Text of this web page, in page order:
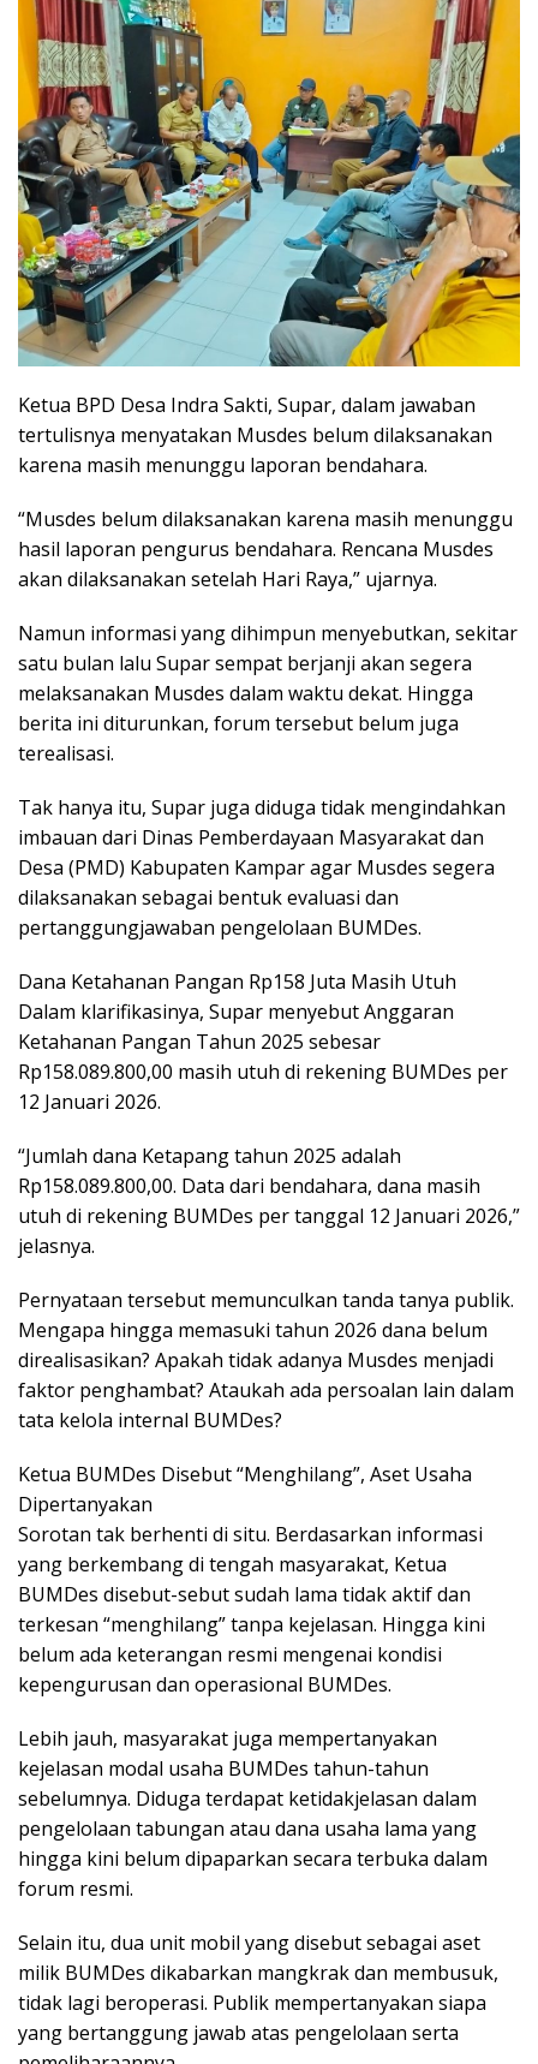
Ketua BPD Desa Indra Sakti, Supar, dalam jawaban
tertulisnya menyatakan Musdes belum dilaksanakan
karena masih menunggu laporan bendahara.
“Musdes belum dilaksanakan karena masih menunggu
hasil laporan pengurus bendahara. Rencana Musdes
akan dilaksanakan setelah Hari Raya,” ujarnya.
Namun informasi yang dihimpun menyebutkan, sekitar
satu bulan lalu Supar sempat berjanji akan segera
melaksanakan Musdes dalam waktu dekat. Hingga
berita ini diturunkan, forum tersebut belum juga
terealisasi.
Tak hanya itu, Supar juga diduga tidak mengindahkan
imbauan dari Dinas Pemberdayaan Masyarakat dan
Desa (PMD) Kabupaten Kampar agar Musdes segera
dilaksanakan sebagai bentuk evaluasi dan
pertanggungjawaban pengelolaan BUMDes.
Dana Ketahanan Pangan Rp158 Juta Masih Utuh
Dalam klarifikasinya, Supar menyebut Anggaran
Ketahanan Pangan Tahun 2025 sebesar
Rp158.089.800,00 masih utuh di rekening BUMDes per
12 Januari 2026.
“Jumlah dana Ketapang tahun 2025 adalah
Rp158.089.800,00. Data dari bendahara, dana masih
utuh di rekening BUMDes per tanggal 12 Januari 2026,”
jelasnya.
Pernyataan tersebut memunculkan tanda tanya publik.
Mengapa hingga memasuki tahun 2026 dana belum
direalisasikan? Apakah tidak adanya Musdes menjadi
faktor penghambat? Ataukah ada persoalan lain dalam
tata kelola internal BUMDes?
Ketua BUMDes Disebut “Menghilang”, Aset Usaha
Dipertanyakan
Sorotan tak berhenti di situ. Berdasarkan informasi
yang berkembang di tengah masyarakat, Ketua
BUMDes disebut-sebut sudah lama tidak aktif dan
terkesan “menghilang” tanpa kejelasan. Hingga kini
belum ada keterangan resmi mengenai kondisi
kepengurusan dan operasional BUMDes.
Lebih jauh, masyarakat juga mempertanyakan
kejelasan modal usaha BUMDes tahun-tahun
sebelumnya. Diduga terdapat ketidakjelasan dalam
pengelolaan tabungan atau dana usaha lama yang
hingga kini belum dipaparkan secara terbuka dalam
forum resmi.
Selain itu, dua unit mobil yang disebut sebagai aset
milik BUMDes dikabarkan mangkrak dan membusuk,
tidak lagi beroperasi. Publik mempertanyakan siapa
yang bertanggung jawab atas pengelolaan serta